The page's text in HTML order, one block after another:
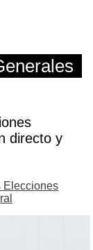
directo y
Elecciones